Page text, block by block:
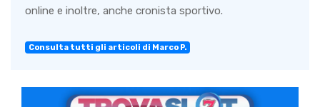
online e inoltre, anche cronista sportivo.
Consulta tutti gli articoli di Marco P.